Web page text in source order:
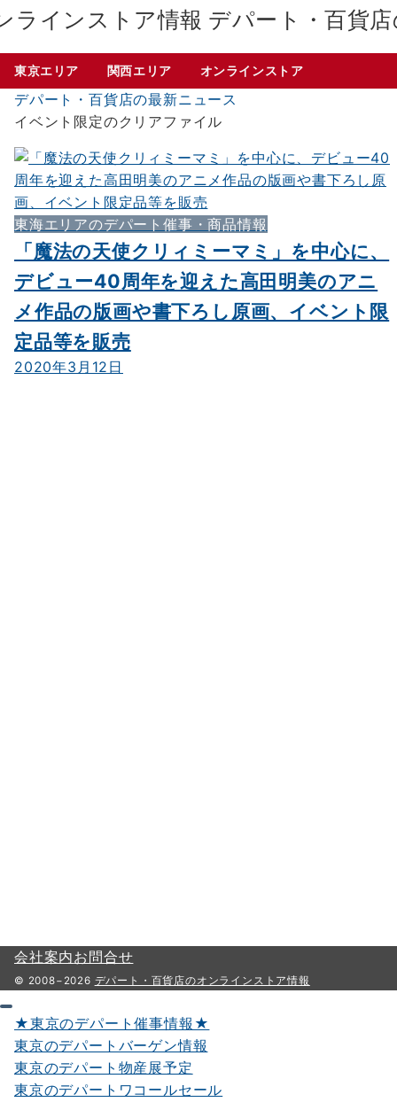
デパート・百貨
東京エリア 関西エリア オンラインストア
デパート・百貨店の最新ニュース
イベント限定のクリアファイル
東海エリアのデパート催事・商品情報
「魔法の天使クリィミーマミ」を中心に、
デビュー40周年を迎えた高田明美のアニ
メ作品の版画や書下ろし原画、イベント限
定品等を販売
2020年3月12日
会社案内お問合せ
© 2008−2026 デパート・百貨店のオンラインストア情報
★東京のデパート催事情報★
東京のデパートバーゲン情報
東京のデパート物産展予定
東京のデパートワコールセール